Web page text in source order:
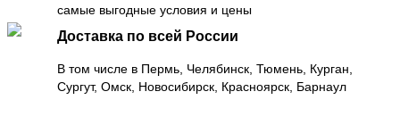
самые выгодные условия и цены
Доставка по всей России
В том числе в Пермь, Челябинск, Тюмень, Курган,
Сургут, Омск, Новосибирск, Красноярск, Барнаул